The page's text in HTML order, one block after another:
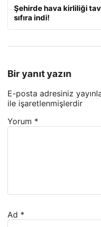
Şehirde hava kirliliği
sıfıra indi!
Bir yanıt yazın
E-posta adresiniz
ile işaretlenmişlerdir
Yorum *
Ad *